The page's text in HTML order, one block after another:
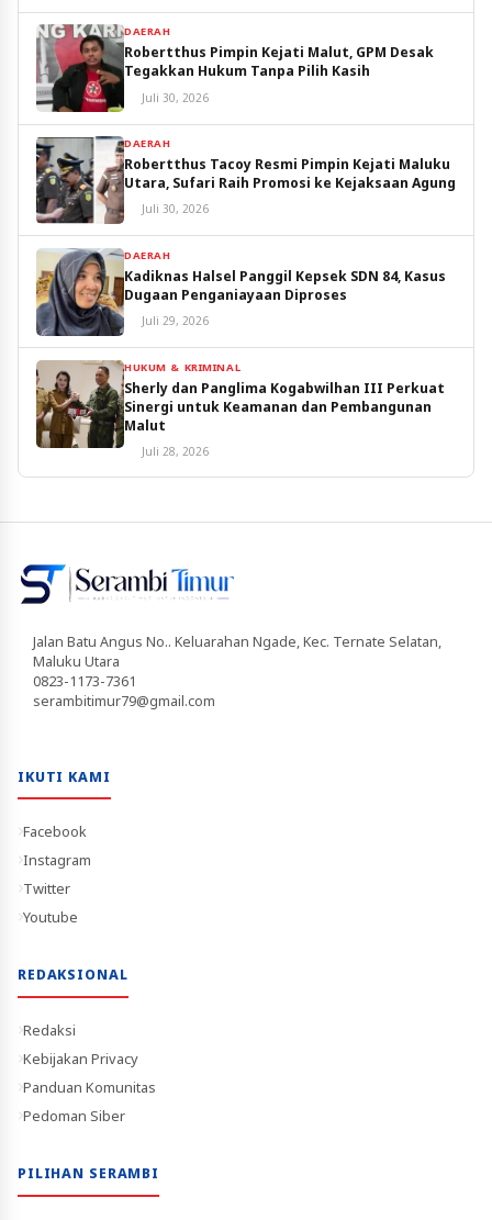
DAERAH
Robertthus Pimpin Kejati Malut, GPM Desak
Tegakkan Hukum Tanpa Pilih Kasih
Juli 30, 2026
DAERAH
Robertthus Tacoy Resmi Pimpin Kejati Maluku
Utara, Sufari Raih Promosi ke Kejaksaan Agung
Juli 30, 2026
DAERAH
Kadiknas Halsel Panggil Kepsek SDN 84, Kasus
Dugaan Penganiayaan Diproses
Juli 29, 2026
HUKUM & KRIMINAL
Sherly dan Panglima Kogabwilhan III Perkuat
Sinergi untuk Keamanan dan Pembangunan
Malut
Juli 28, 2026
Jalan Batu Angus No.. Keluarahan Ngade, Kec. Ternate Selatan,
Maluku Utara
0823-1173-7361
serambitimur79@gmail.com
IKUTI KAMI
Facebook
Instagram
Twitter
Youtube
REDAKSIONAL
Redaksi
Kebijakan Privacy
Panduan Komunitas
Pedoman Siber
PILIHAN SERAMBI